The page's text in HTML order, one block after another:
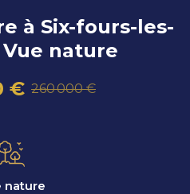
à Six-fours-les-
nature
€ 260 000 €
nature